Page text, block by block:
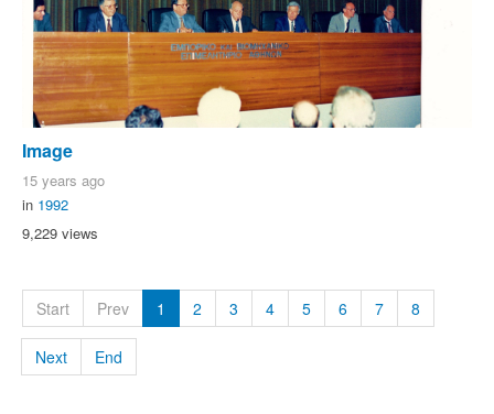
Image
15 years ago
in 1992
9,229 views
Start Prev 1 2 3 4 5 6 7 8
Next End